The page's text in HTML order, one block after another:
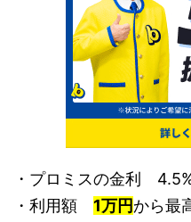
・プロミスの金利
・利用額 1万円から最